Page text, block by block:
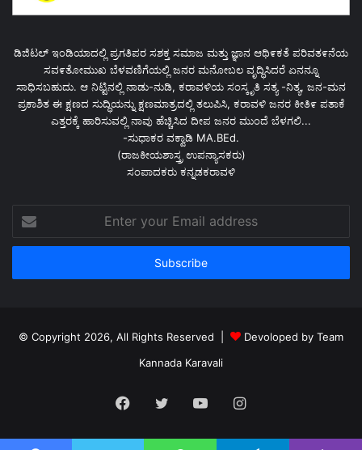
ಡಿಜಿಟಲ್ ಇಂಡಿಯಾದಲ್ಲಿ ಪ್ರಗತಿಪರ ಸಶಕ್ತ ಸಮಾಜ ಮತ್ತು ಜ್ಞಾನ ಆಥಿ೯ಕತೆ ಪರಿವತ೯ನೆಯ
ಸವ೯ತೋಮುಖ ಬೆಳವಣಿಗೆಯಲ್ಲಿ ಜನರ ಮನೋಬಲ ವೃದ್ಧಿಸಿದರೆ ಏನನ್ನೂ
ಸಾಧಿಸಬಹುದು. ಆ ನಿಟ್ಟಿನಲ್ಲಿ ನಾಡು-ನುಡಿ, ಕರಾವಳಿಯ ಸಂಸ್ಕೃತಿ ಸತ್ಯ -ನಿತ್ಯ, ಜನ-ಮನ
ಪ್ರಕಾಶಿತ ಈ ಕ್ಷಣದ ಸುದ್ಧಿಯನ್ನು ಕ್ಷಣಮಾತ್ರದಲ್ಲಿ ತಲುಪಿಸಿ, ಕರಾವಳಿ ಜನರ ಕೀತಿ೯ ಪತಾಕೆ
ಎತ್ತರಕ್ಕೆ ಹಾರಿಸುವಲ್ಲಿ ನಾವು ಹೆಚ್ಚಿಸಿದ ದೀಪ ಜನರ ಮುಂದೆ ಬೆಳಗಲಿ...
-ಸುಧಾಕರ ವಕ್ವಾಡಿ MA.BEd.
(ರಾಜಕೀಯಶಾಸ್ತ್ರ ಉಪನ್ಯಾಸಕರು)
ಸಂಪಾದಕರು ಕನ್ನಡಕರಾವಳಿ
your
Email
© Copyright 2026, All Rights Reserved |
Devoloped by Team
Kannada Karavali
Facebook
TwitterYouTubeInstagram